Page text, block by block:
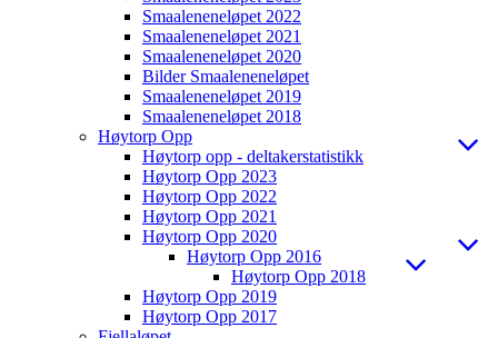
Smaaleneneløpet 2022
Smaaleneneløpet 2021
Smaaleneneløpet 2020
Bilder Smaaleneneløpet
Smaaleneneløpet 2019
Smaaleneneløpet 2018
Høytorp Opp
Høytorp opp - deltakerstatistikk
Høytorp Opp 2023
Høytorp Opp 2022
Høytorp Opp 2021
Høytorp Opp 2020
Høytorp Opp 2016
Høytorp Opp 2018
Høytorp Opp 2019
Høytorp Opp 2017